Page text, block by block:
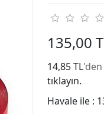
135,00
14,85 TL
tıklayın.
Havale ile :